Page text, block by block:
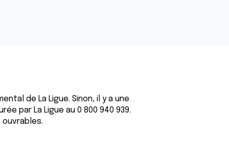
de La Ligue. Sinon, il y a une
par La Ligue au 0 800 940 939.